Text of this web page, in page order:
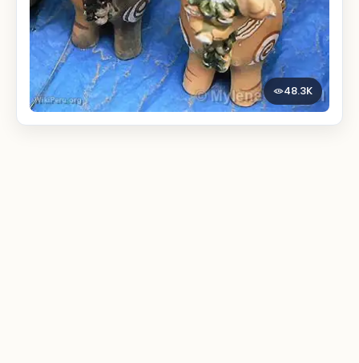
48.3K